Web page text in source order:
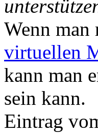
Wenn
virtuellen
kann man
sein kann.
Eintrag